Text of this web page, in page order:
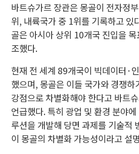
바트슈가르 장관은 몽골이 전자정
위, 내륙국가 중 1위를 기록하고 있
골은 아시아 상위 10개국 진입을
조했다.
현재 전 세계 89개국이 빅데이터·
했으며, 몽골은 이들 국가와 경쟁하
강점으로 차별화해야 한다고 바트
언급했다. 특히 광업 및 환경 분야
루션을 개발해 당면 과제를 기술적
이 몽골의 차별화 가능성이라고 설